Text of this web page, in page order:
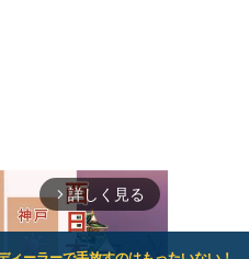
arrow_forward_ios 詳しく見る